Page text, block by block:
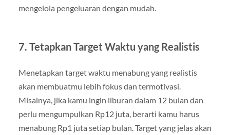
mengelola pengeluaran dengan mudah.
7. Tetapkan Target Waktu yang Realistis
Menetapkan target waktu menabung yang realistis
akan membuatmu lebih fokus dan termotivasi.
Misalnya, jika kamu ingin liburan dalam 12 bulan dan
perlu mengumpulkan Rp12 juta, berarti kamu harus
menabung Rp1 juta setiap bulan. Target yang jelas akan